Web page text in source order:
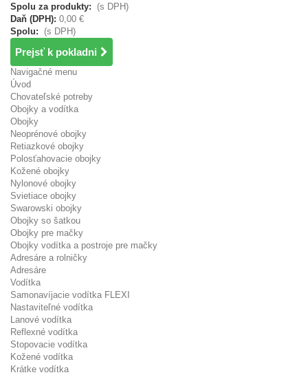
Spolu za produkty:
(s DPH)
Daň (DPH): 0,00 €
Spolu:
(s DPH)
Prejsť k pokladni
Navigačné menu
Úvod
Chovateľské potreby
Obojky a vodítka
Obojky
Neoprénové obojky
Retiazkové obojky
Polosťahovacie obojky
Kožené obojky
Nylonové obojky
Svietiace obojky
Swarowski obojky
Obojky so šatkou
Obojky pre mačky
Obojky vodítka a postroje pre mačky
Adresáre a rolničky
Adresáre
Vodítka
Samonavíjacie vodítka FLEXI
Nastaviteľné vodítka
Lanové vodítka
Reflexné vodítka
Stopovacie vodítka
Kožené vodítka
Krátke vodítka